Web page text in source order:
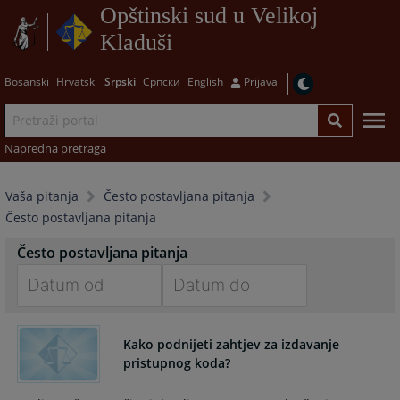
Opštinski sud u Velikoj
Kladuši
Bosanski Hrvatski Srpski Српски English Prijava
Napredna pretraga
Vaša pitanja
Često postavljana pitanja
Često postavljana pitanja
Često postavljana pitanja
forward
interact
forward
to
interact
Kako podnijeti zahtjev za izdavanje
pristupnog koda?